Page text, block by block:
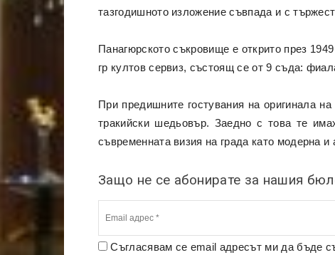
тазгодишното изложение съвпада и с
Панагюрското съкровище е открито през
гр култов сервиз, състоящ се от 9 съда:
При предишните гостувания на оригинала
тракийски шедьовър. Заедно с това те
съвременната визия на града като модерна и
Защо не се абонирате за нашия
Съгласявам се email адресът ми да бъде